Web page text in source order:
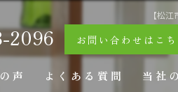
【松
2096 お問い合わせはこち
声 よくある質問 当社